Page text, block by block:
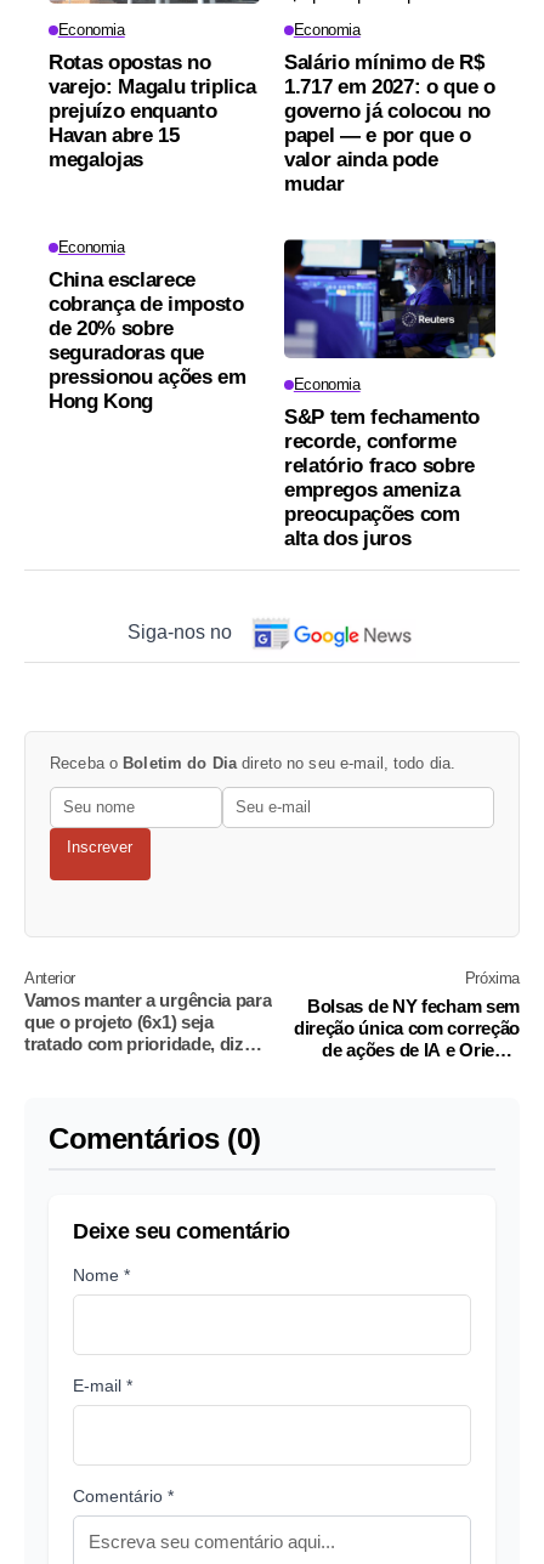
Economia
Rotas opostas no
varejo: Magalu triplica
prejuízo enquanto
Havan abre 15
megalojas
Economia
Salário mínimo de R$
1.717 em 2027: o que o
governo já colocou no
papel — e por que o
valor ainda pode
mudar
Economia
China esclarece
cobrança de imposto
de 20% sobre
seguradoras que
pressionou ações em
Hong Kong
Economia
S&P tem fechamento
recorde, conforme
relatório fraco sobre
empregos ameniza
preocupações com
alta dos juros
Siga-nos no
Receba o Boletim do Diadireto no seu e-mail, todo dia.
Inscrever
Anterior
Vamos manter a urgência para
que o projeto (6x1) seja
tratado com prioridade, diz
Próxima
Bolsas de NY fecham sem
direção única com correção
de ações de IA e Oriente
Comentários (0)
Deixe seu comentário
Nome *
E-mail *
Comentário *